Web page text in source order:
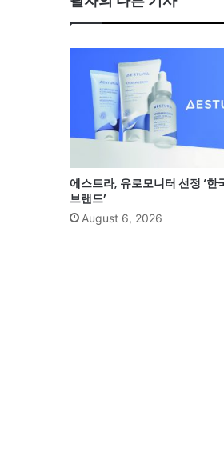
에스트라, 유로모니터 선정 ‘한
브랜드’
August 6, 2026